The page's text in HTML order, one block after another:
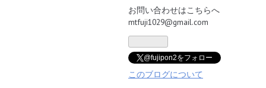
お問い合わせはこちらへ
mtfuji1029@gmail.com
@fujipon2をフォロー
このブログについて